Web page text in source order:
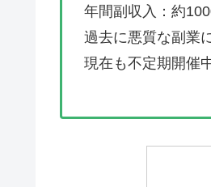
年間副収入：約
過去に悪質な副業
現在も不定期開催中